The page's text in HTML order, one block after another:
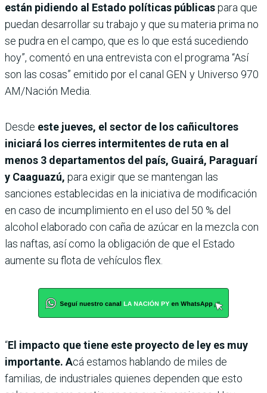
están pidiendo al Estado políticas públicaspara que
puedan desarrollar su trabajo y que su materia prima no
se pudra en el campo, que es lo que está sucediendo
hoy”, comentó en una entrevista con el programa “Así
son las cosas” emitido por el canal GEN y Universo 970
AM/Nación Media.
Desde este jueves, el sector de los cañicultores
iniciará los cierres intermitentes de ruta en al
menos 3 departamentos del país, Guairá, Paraguarí
y Caaguazú, para exigir que se mantengan las
sanciones establecidas en la iniciativa de modificación
en caso de incumplimiento en el uso del 50 % del
alcohol elaborado con caña de azúcar en la mezcla con
las naftas, así como la obligación de que el Estado
aumente su flota de vehículos flex.
“El impacto que tiene este proyecto de ley es muy
importante. Acá estamos hablando de miles de
familias, de industriales quienes dependen que esto